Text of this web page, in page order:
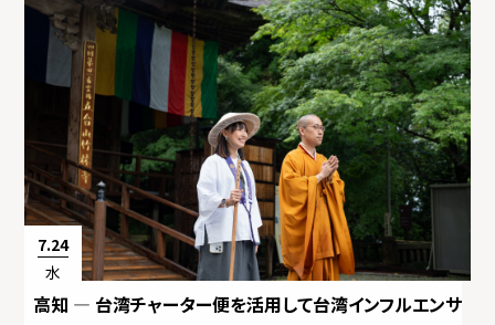
7.24
水
高知 ― 台湾チャーター便を活用して台湾インフルエンサ